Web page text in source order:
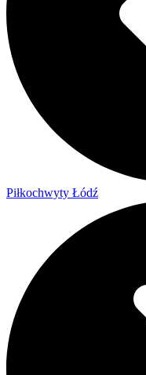
Piłkochwyty Łódź